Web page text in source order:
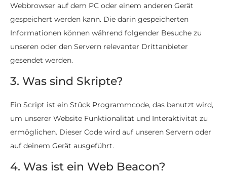
Webbrowser auf dem PC oder einem anderen Gerät
gespeichert werden kann. Die darin gespeicherten
Informationen können während folgender Besuche zu
unseren oder den Servern relevanter Drittanbieter
gesendet werden.
3. Was sind Skripte?
Ein Script ist ein Stück Programmcode, das benutzt wird,
um unserer Website Funktionalität und Interaktivität zu
ermöglichen. Dieser Code wird auf unseren Servern oder
auf deinem Gerät ausgeführt.
4. Was ist ein Web Beacon?